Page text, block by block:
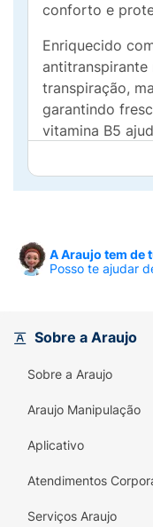
conforto e
Enriquecido
antitranspirante
transpiração,
garantindo
vitamina B5
coceiras,
mesmo para
proporcionando
sem causar
utilizada.
Escolha o
pele. Sinta-se
qualquer
A Araujo tem de
Posso te ajudar
Sobre a Araujo
Sobre a Araujo
Araujo Manipulação
Aplicativo
Atendimentos
Serviços Araujo